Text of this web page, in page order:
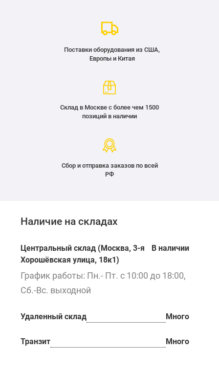
Поставки оборудования из США,
Европы и Китая
Склад в Москве с более чем 1500
позиций в наличии
Сбор и отправка заказов по всей
РФ
Наличие на складах
Центральный склад (Москва, 3-я
Хорошёвская улица, 18к1)
В наличии
График работы: Пн.- Пт. с 10:00 до 18:00,
Сб.-Вс. выходной
Удаленный склад Много
Транзит Много